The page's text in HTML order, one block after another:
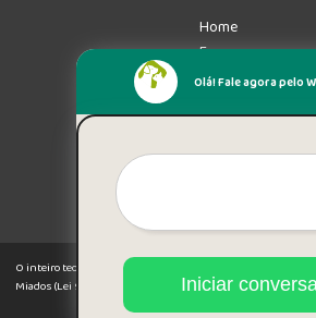
Home
Empresa
Missão
Mapa do site
O inteiro teor deste site está sujeito à proteção de direitos
Miados (Lei 9610 de 19/02/1998)
Olá! Fale agora pelo
Iniciar